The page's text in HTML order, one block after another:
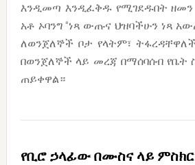
እንዲመጣ እንዲፈቅዱ የሚገደዱበት
አቶ ኦባንግ “ነጻ ውጡና ህዝባችሁን ነጻ
ለወንጀለኞች ቦታ የላትም፣
በወንጀለኞች ላይ መረጃ በማሰባሰብ የቤት
ጠይቀዋል።
የቢሮ ኃላፊው በሙስና ላይ